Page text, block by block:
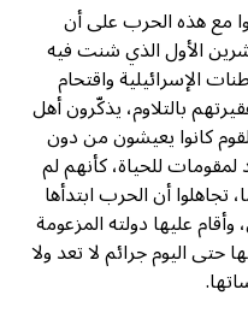
مع هذه الحرب على أن
الأول الذي شنت فيه
الإسرائيلية واقتحام
بالتلاوم، يذكّرون أهل
كانوا يعيشون من دون
للحياة، كأنهم لم
أن الحرب ابتدأها
عليها دولته المزعومة
اليوم جرائم لا تعد ولا